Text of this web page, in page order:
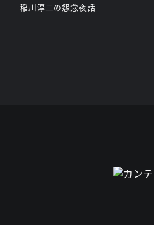
稲川淳二の怨念夜話